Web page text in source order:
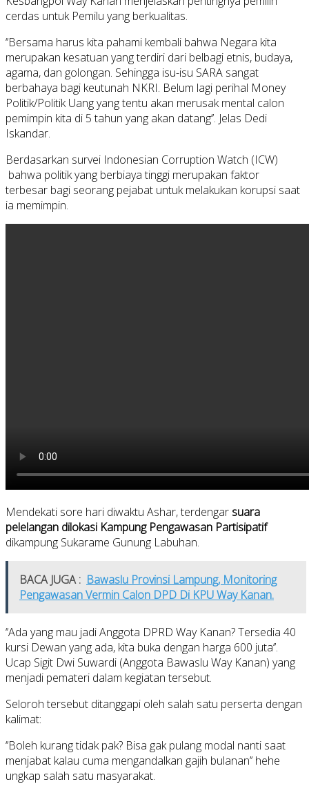
cerdas untuk Pemilu yang berkualitas.
‘’Bersama harus kita pahami kembali bahwa Negara kita
merupakan kesatuan yang terdiri dari belbagi etnis, budaya,
agama, dan golongan. Sehingga isu-isu SARA sangat
berbahaya bagi keutunah NKRI. Belum lagi perihal Money
Politik/Politik Uang yang tentu akan merusak mental calon
pemimpin kita di 5 tahun yang akan datang’’. Jelas Dedi
Iskandar.
Berdasarkan survei Indonesian Corruption Watch (ICW)
bahwa politik yang berbiaya tinggi merupakan faktor
terbesar bagi seorang pejabat untuk melakukan korupsi saat
ia memimpin.
Mendekati sore hari diwaktu Ashar, terdengar suara
pelelangan dilokasi Kampung Pengawasan Partisipatif
dikampung Sukarame Gunung Labuhan.
BACA JUGA : Bawaslu Provinsi Lampung, Monitoring
Pengawasan Vermin Calon DPD Di KPU Way Kanan.
‘’Ada yang mau jadi Anggota DPRD Way Kanan? Tersedia 40
kursi Dewan yang ada, kita buka dengan harga 600 juta’’.
Ucap Sigit Dwi Suwardi (Anggota Bawaslu Way Kanan) yang
menjadi pemateri dalam kegiatan tersebut.
Seloroh tersebut ditanggapi oleh salah satu perserta dengan
kalimat:
‘’Boleh kurang tidak pak? Bisa gak pulang modal nanti saat
menjabat kalau cuma mengandalkan gajih bulanan’’ hehe
ungkap salah satu masyarakat.